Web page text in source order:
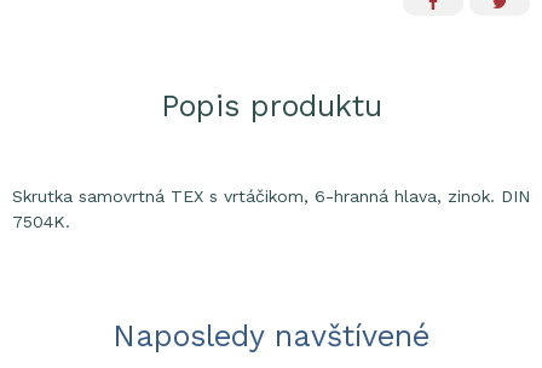
Popis produktu
Skrutka samovrtná TEX s vrtáčikom, 6-hranná hlava, zinok. DIN
7504K.
Naposledy navštívené